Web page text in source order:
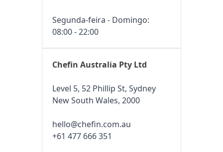
Segunda-feira - Domingo:
08:00 - 22:00
Chefin Australia Pty Ltd
Level 5, 52 Phillip St, Sydney
New South Wales, 2000
hello@chefin.com.au
+61 477 666 351